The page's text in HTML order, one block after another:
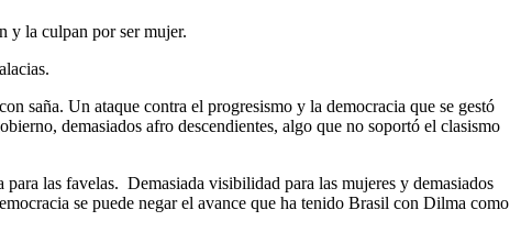
y la culpan por ser mujer.
saña. Un ataque contra el progresismo y la democracia que se gestó
demasiados afro descendientes, algo que no soportó el clasismo
las favelas. Demasiada visibilidad para las mujeres y demasiados
se puede negar el avance que ha tenido Brasil con Dilma como